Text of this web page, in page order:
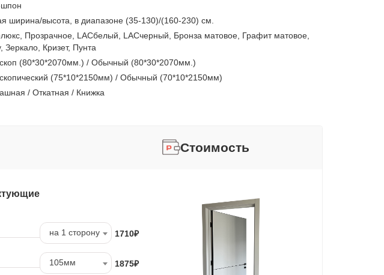
ширина/высота, в диапазоне (35-130)/(160-230) см.
Прозрачное, LACбелый, LACчерный, Бронза матовое, Графит матовое,
Зеркало, Кризет, Пунта
(80*30*2070мм.) / Обычный (80*30*2070мм.)
(75*10*2150мм) / Обычный (70*10*2150мм)
/ Откатная / Книжка
на 1 сторону 1710₽
105мм 1875₽
Стоимость